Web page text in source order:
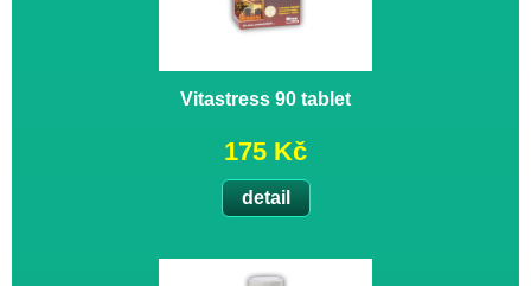
Vitastress 90 tablet
175 Kč
detail